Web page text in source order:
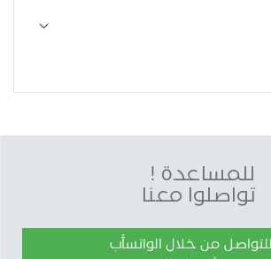
للمساعدة !
تواصلوا معنا
للتواصل من خلال الواتسأب